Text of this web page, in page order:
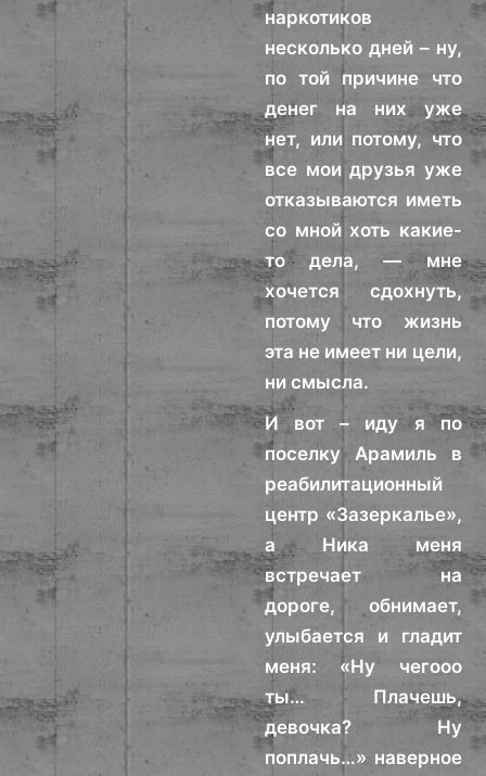
наркотиков
несколько дней – ну,
по той причине что
денег на них уже
нет, или потому, что
все мои друзья уже
отказываются иметь
со мной хоть какие-
то дела, — мне
хочется сдохнуть,
потому что жизнь
эта не имеет ни цели,
ни смысла.
И вот – иду я по
поселку Арамиль в
реабилитационный
центр «Зазеркалье»,
а Ника меня
встречает на
дороге, обнимает,
улыбается и гладит
меня: «Ну чегооо
ты… Плачешь,
девочка? Ну
поплачь…» наверное